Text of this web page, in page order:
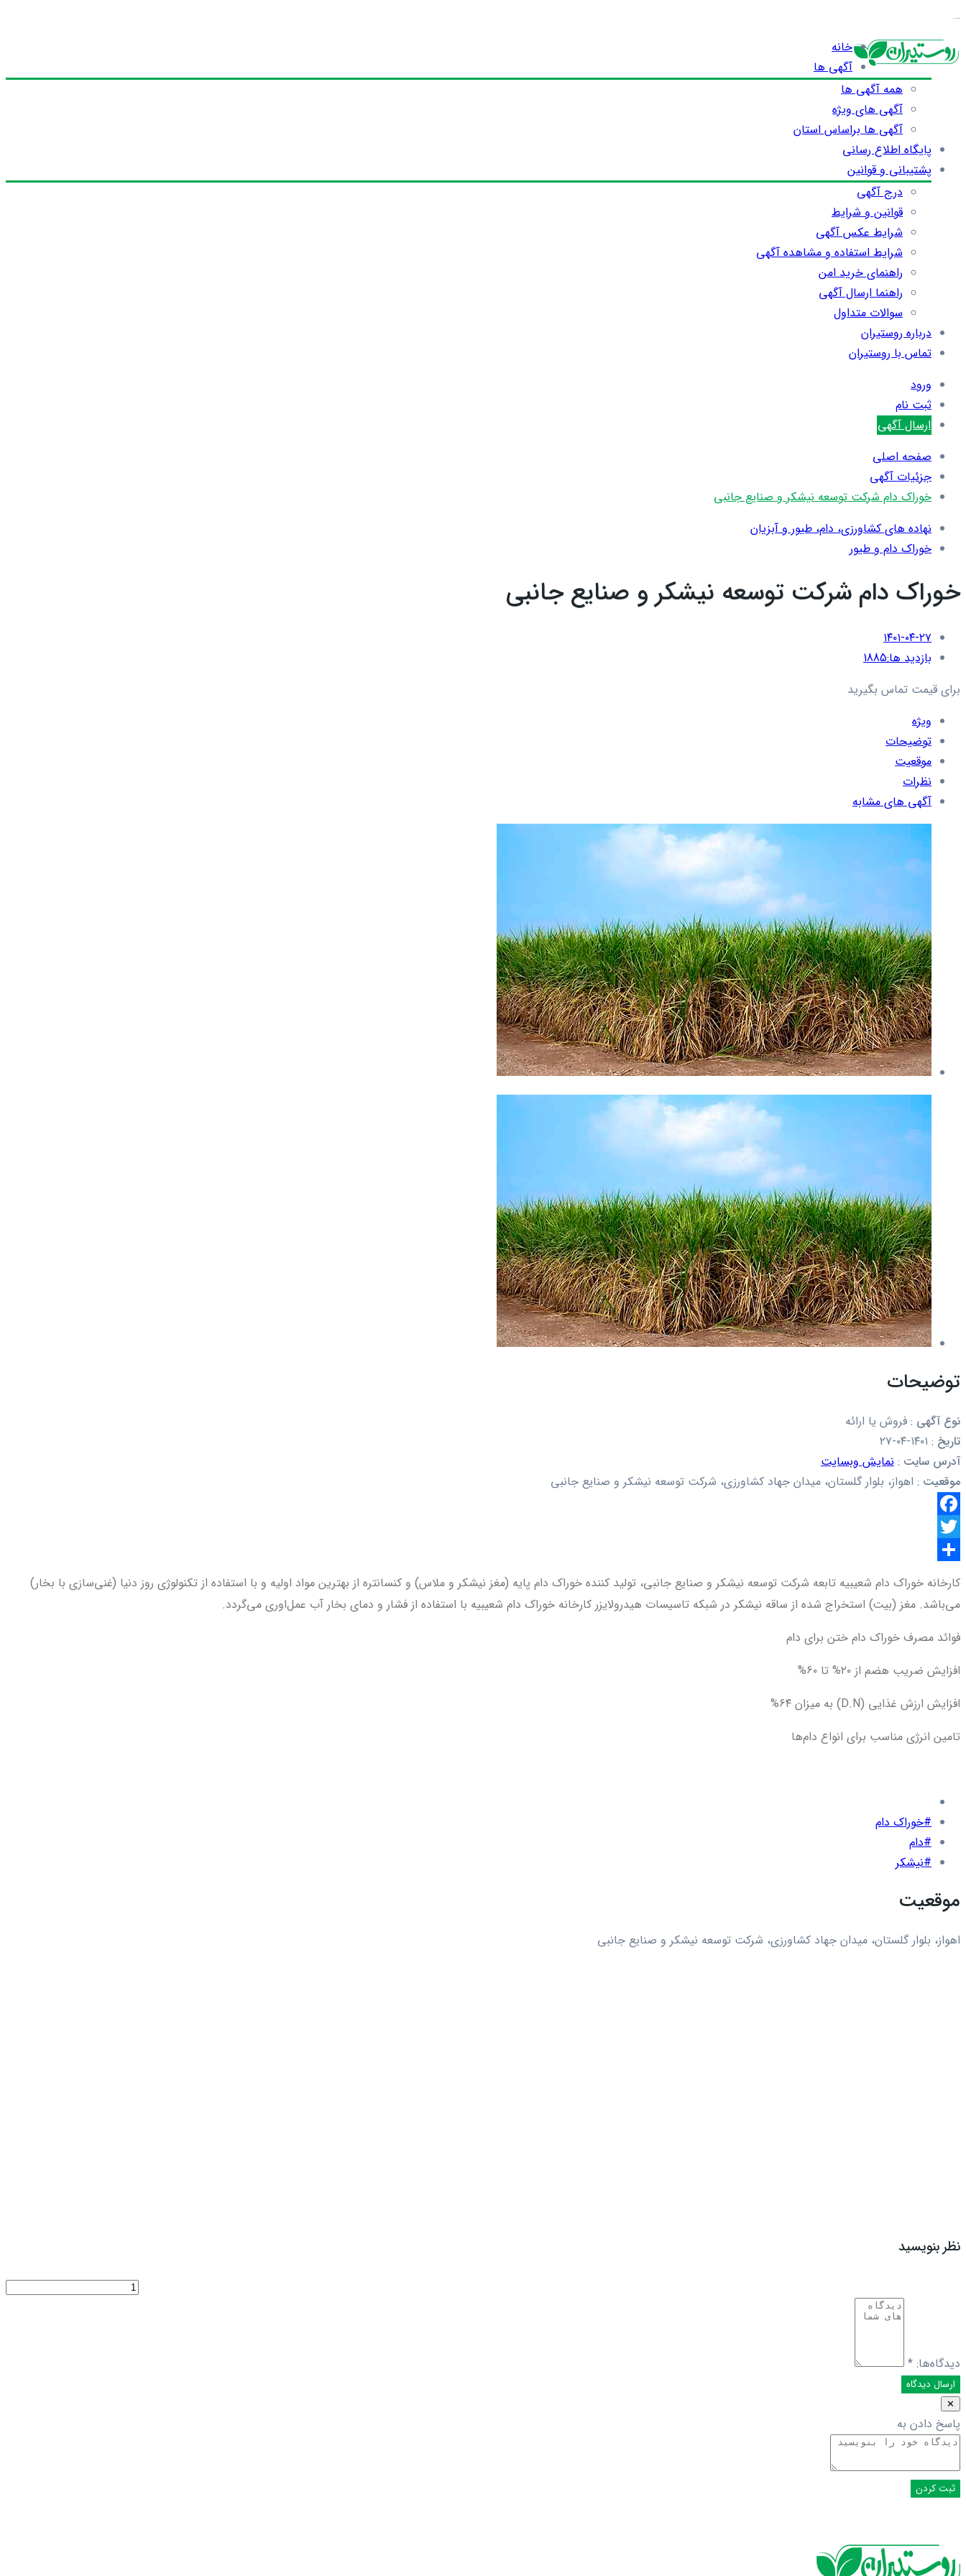
…
خانه
آگهی ها
همه آگهی ها
آگهی های ویژه
آگهی ها براساس استان
پایگاه اطلاع رسانی
پشتیبانی و قوانین
درج آگهی
قوانین و شرایط
شرایط عکس آگهی
شرایط استفاده و مشاهده آگهی
راهنمای خرید امن
راهنما ارسال آگهی
سوالات متداول
درباره روستیران
تماس با روستیران
ورود
ثبت نام
ارسال آگهی
صفحه اصلی
جزئیات آگهی
خوراک دام شرکت توسعه نیشکر و صنایع جانبی
نهاده های کشاورزی، دام، طيور و آبزيان
خوراک دام و طیور
خوراک دام شرکت توسعه نیشکر و صنایع جانبی
۱۴۰۱-۰۴-۲۷
بازدید ها:1885
برای قیمت تماس بگیرید
ویژه
توضیحات
موقعیت
نظرات
آگهی های مشابه
توضیحات
نوع آگهی : فروش یا ارائه
تاریخ :
آدرس سایت : نمایش وبسایت
موقعیت : اهواز، بلوار گلستان، میدان جهاد کشاورزی، شرکت توسعه نیشکر و صنایع جانبی
Facebook
Twitter
گذاری
کارخانه خوراک دام شعیبیه تابعه شرکت توسعه نیشکر و صنایع جانبی، تولید کننده خوراک دام پایه (مغز نیشکر و ملاس) و کنسانتره از بهترین مواد اولیه و با استفاده از تکنولوژی روز دنیا (غنی‌سازی با بخار)
می‌باشد. مغز (بیت) استخراج شده از ساقه نیشکر در شبکه تاسیسات هیدرولایزر کارخانه خوراک دام شعیبیه با استفاده از فشار و دمای بخار آب عمل‌اوری می‌گردد.
فوائد مصرف خوراک دام ختن برای دام
افزایش ضریب هضم از ۲۰% تا ۶۰%
افزایش ارزش غذایی (D.N) به میزان ۶۴%
تامین انرژی مناسب برای انواع دام‌ها
#خوراک دام
#دام
#نیشکر
موقعیت
اهواز، بلوار گلستان، میدان جهاد کشاورزی، شرکت توسعه نیشکر و صنایع جانبی
نظر بنویسید
دیدگاه‌ها: *
✕
پاسخ دادن به